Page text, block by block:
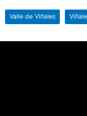
Valle de Viñales